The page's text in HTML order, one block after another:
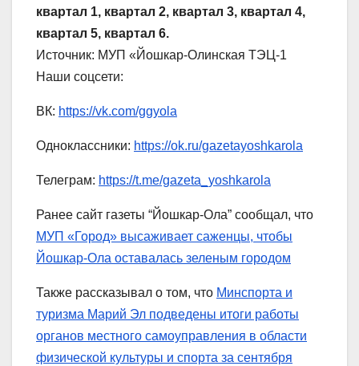
квартал 1, квартал 2, квартал 3, квартал 4,
квартал 5, квартал 6.
Источник: МУП «Йошкар-Олинская ТЭЦ-1
Наши соцсети:
ВК: https://vk.com/ggyola
Одноклассники: https://ok.ru/gazetayoshkarola
Телеграм: https://t.me/gazeta_yoshkarola
Ранее сайт газеты “Йошкар-Ола” сообщал, что
МУП «Город» высаживает саженцы, чтобы
Йошкар-Ола оставалась зеленым городом
Также рассказывал о том, что Минспорта и
туризма Марий Эл подведены итоги работы
органов местного самоуправления в области
физической культуры и спорта за сентября